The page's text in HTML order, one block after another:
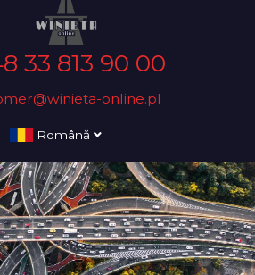
33 813 90 00
online.pl
Română